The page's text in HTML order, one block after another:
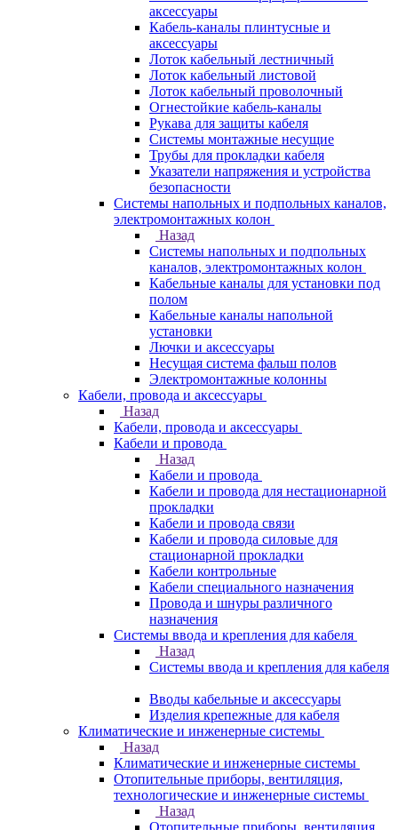
аксессуары
Кабель-каналы плинтусные и
аксессуары
Лоток кабельный лестничный
Лоток кабельный листовой
Лоток кабельный проволочный
Огнестойкие кабель-каналы
Рукава для защиты кабеля
Системы монтажные несущие
Трубы для прокладки кабеля
Указатели напряжения и устройства
безопасности
Системы напольных и подпольных каналов,
электромонтажных колон
Назад
Системы напольных и подпольных
каналов, электромонтажных колон
Кабельные каналы для установки под
полом
Кабельные каналы напольной
установки
Лючки и аксессуары
Несущая система фальш полов
Электромонтажные колонны
Кабели, провода и аксессуары
Назад
Кабели, провода и аксессуары
Кабели и провода
Назад
Кабели и провода
Кабели и провода для нестационарной
прокладки
Кабели и провода связи
Кабели и провода силовые для
стационарной прокладки
Кабели контрольные
Кабели специального назначения
Провода и шнуры различного
назначения
Системы ввода и крепления для кабеля
Назад
Системы ввода и крепления для кабеля
Вводы кабельные и аксессуары
Изделия крепежные для кабеля
Климатические и инженерные системы
Назад
Климатические и инженерные системы
Отопительные приборы, вентиляция,
технологические и инженерные системы
Назад
Отопительные приборы, вентиляция,